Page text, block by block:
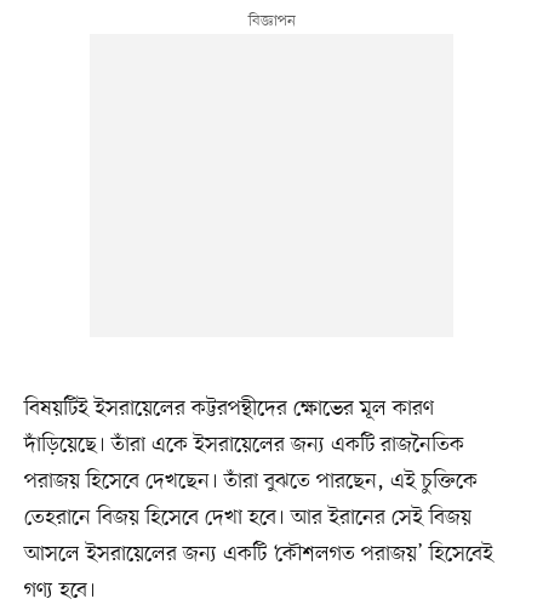
বিষয়টিই ইসরায়েলের কট্টরপন্থীদের ক্ষোভের মূল কারণ
দাঁড়িয়েছে। তাঁরা একে ইসরায়েলের জন্য একটি রাজনৈতিক
পরাজয় হিসেবে দেখছেন। তাঁরা বুঝতে পারছেন, এই চুক্তিকে
তেহরানে বিজয় হিসেবে দেখা হবে। আর ইরানের সেই বিজয়
আসলে ইসরায়েলের জন্য একটি ‘কৌশলগত পরাজয়’ হিসেবেই
গণ্য হবে।